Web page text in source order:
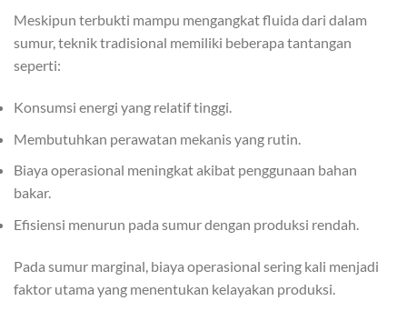
Meskipun terbukti mampu mengangkat fluida dari dalam
sumur, teknik tradisional memiliki beberapa tantangan
seperti:
Konsumsi energi yang relatif tinggi.
Membutuhkan perawatan mekanis yang rutin.
Biaya operasional meningkat akibat penggunaan bahan
bakar.
Efisiensi menurun pada sumur dengan produksi rendah.
Pada sumur marginal, biaya operasional sering kali menjadi
faktor utama yang menentukan kelayakan produksi.